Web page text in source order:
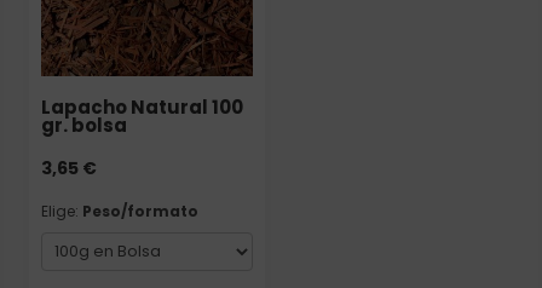
Lapacho Natural 100
gr. bolsa
3,65 €
Elige: Peso/formato